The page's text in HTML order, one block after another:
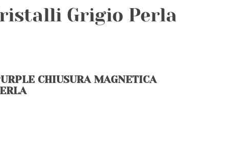
Grigio Perla
CHIUSURA MAGNETICA